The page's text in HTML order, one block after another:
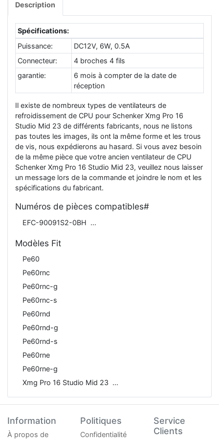
Description
Spécifications:
Puissance:
DC12V, 6W, 0.5A
Connecteur:
4 broches 4 fils
garantie:
6 mois à compter de la date de
réception
Il existe de nombreux types de ventilateurs de
refroidissement de CPU pour Schenker Xmg Pro 16
Studio Mid 23 de différents fabricants, nous ne listons
pas toutes les images, ils ont la même forme et les trous
de vis, nous expédierons au hasard. Si vous avez besoin
de la même pièce que votre ancien ventilateur de CPU
Schenker Xmg Pro 16 Studio Mid 23, veuillez nous laisser
un message lors de la commande et joindre le nom et les
spécifications du fabricant.
Numéros de pièces compatibles#
EFC-90091S2-0BH
Modèles Fit
Pe60
Pe60rnc
Pe60rnc-g
Pe60rnc-s
Pe60rnd
Pe60rnd-g
Pe60rnd-s
Pe60rne
Pe60rne-g
Xmg Pro 16 Studio Mid 23
Information
À propos de
Politiques
Confidentialité
Service
Clients